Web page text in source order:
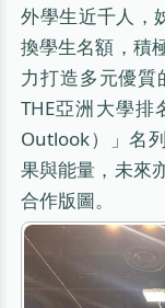
外學生近千人，
換學生名額，積
力打造多元優
THE亞洲大學
Outlook）」名
果與能量，未來
合作版圖。